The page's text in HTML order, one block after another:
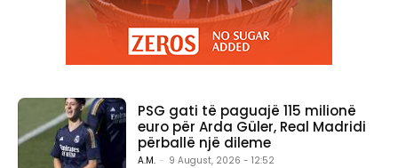
PSG gati të paguajë 115 milionë
euro për Arda Güler, Real Madridi
përballë një dileme
A.M. - 9 August, 2026 - 12:52